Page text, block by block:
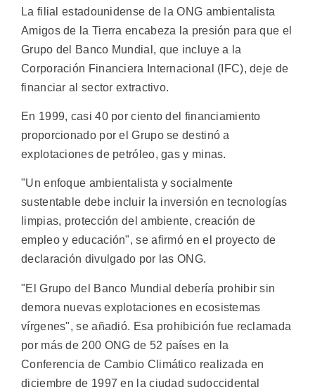
La filial estadounidense de la ONG ambientalista
Amigos de la Tierra encabeza la presión para que el
Grupo del Banco Mundial, que incluye a la
Corporación Financiera Internacional (IFC), deje de
financiar al sector extractivo.
En 1999, casi 40 por ciento del financiamiento
proporcionado por el Grupo se destinó a
explotaciones de petróleo, gas y minas.
"Un enfoque ambientalista y socialmente
sustentable debe incluir la inversión en tecnologías
limpias, protección del ambiente, creación de
empleo y educación", se afirmó en el proyecto de
declaración divulgado por las ONG.
"El Grupo del Banco Mundial debería prohibir sin
demora nuevas explotaciones en ecosistemas
vírgenes", se añadió. Esa prohibición fue reclamada
por más de 200 ONG de 52 países en la
Conferencia de Cambio Climático realizada en
diciembre de 1997 en la ciudad sudoccidental